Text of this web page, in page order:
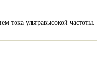
тока ультравысокой частоты.